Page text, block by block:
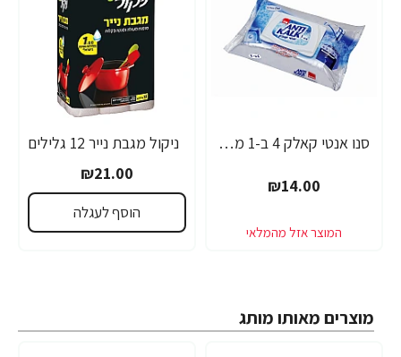
סנו אנטי קאלק 4 ב-1 מטליות לחות - 50 יחידות
₪14.00
ניקול מגבת נייר 12 גלילים
₪21.00
הוסף לעגלה
מוצרים מאותו מותג